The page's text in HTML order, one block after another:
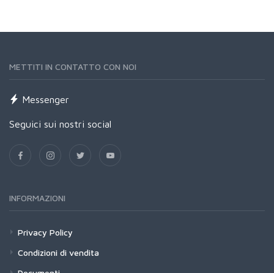
METTITI IN CONTATTO CON NOI
Messenger
Seguici sui nostri social
INFORMAZIONI
Privacy Policy
Condizioni di vendita